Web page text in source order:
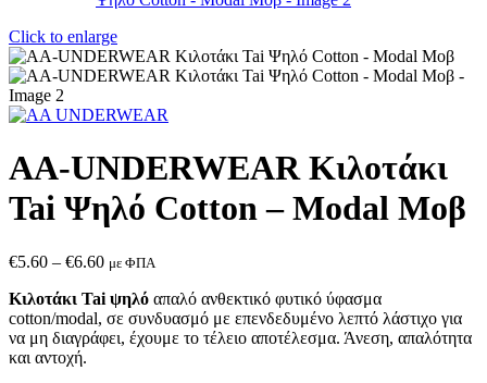
Click to enlarge
AA-UNDERWEAR Κιλοτάκι
Tai Ψηλό Cotton – Modal Μοβ
€5.60 – €6.60Price
€5.60
through
€6.60
με ΦΠΑ
Κιλοτάκι Tai ψηλό απαλό ανθεκτικό φυτικό ύφασμα
cotton/modal, σε συνδυασμό με επενδεδυμένο λεπτό λάστιχο για
να μη διαγράφει, έχουμε το τέλειο αποτέλεσμα. Άνεση, απαλότητα
και αντοχή.